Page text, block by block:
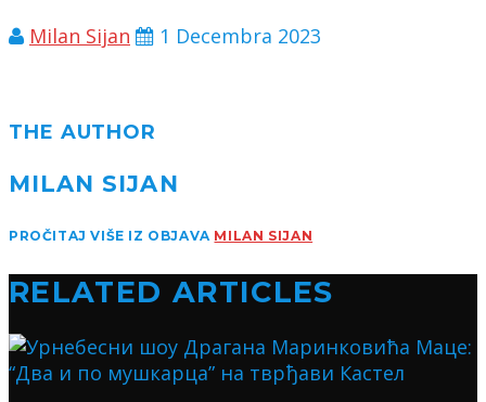
Milan Sijan 1 Decembra 2023
THE AUTHOR
MILAN SIJAN
PROČITAJ VIŠE IZ OBJAVA MILAN SIJAN
RELATED ARTICLES